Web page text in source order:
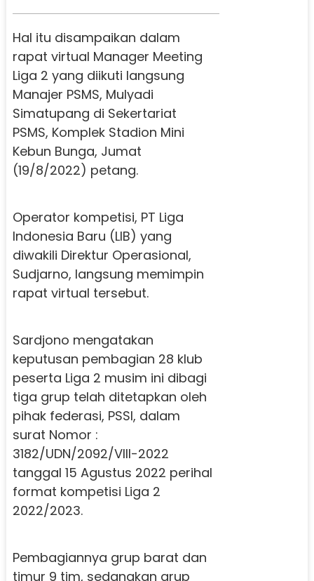
Hal itu disampaikan dalam
rapat virtual Manager Meeting
Liga 2 yang diikuti langsung
Manajer PSMS, Mulyadi
Simatupang di Sekertariat
PSMS, Komplek Stadion Mini
Kebun Bunga, Jumat
(19/8/2022) petang.
Operator kompetisi, PT Liga
Indonesia Baru (LIB) yang
diwakili Direktur Operasional,
Sudjarno, langsung memimpin
rapat virtual tersebut.
Sardjono mengatakan
keputusan pembagian 28 klub
peserta Liga 2 musim ini dibagi
tiga grup telah ditetapkan oleh
pihak federasi, PSSI, dalam
surat Nomor :
3182/UDN/2092/VIII-2022
tanggal 15 Agustus 2022 perihal
format kompetisi Liga 2
2022/2023.
Pembagiannya grup barat dan
timur 9 tim, sedangkan grup